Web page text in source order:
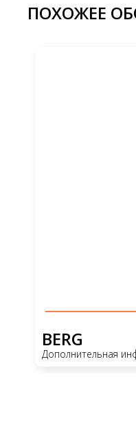
ПОХОЖЕЕ
BERG
Дополнительная